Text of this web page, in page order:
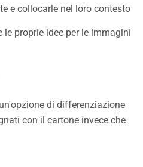
e collocarle nel loro contesto
le proprie idee per le immagini
di differenziazione
con il cartone invece che